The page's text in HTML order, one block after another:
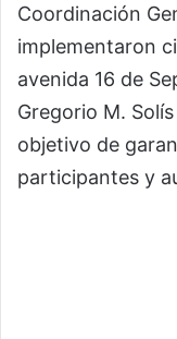
Coordinación
implementaron
avenida 16 de
Gregorio M.
objetivo de
participantes y